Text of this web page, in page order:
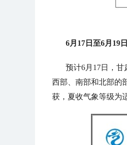
6月17日至6月19
预计6月17日，
西部、南部和北部的
获，夏收气象等级为